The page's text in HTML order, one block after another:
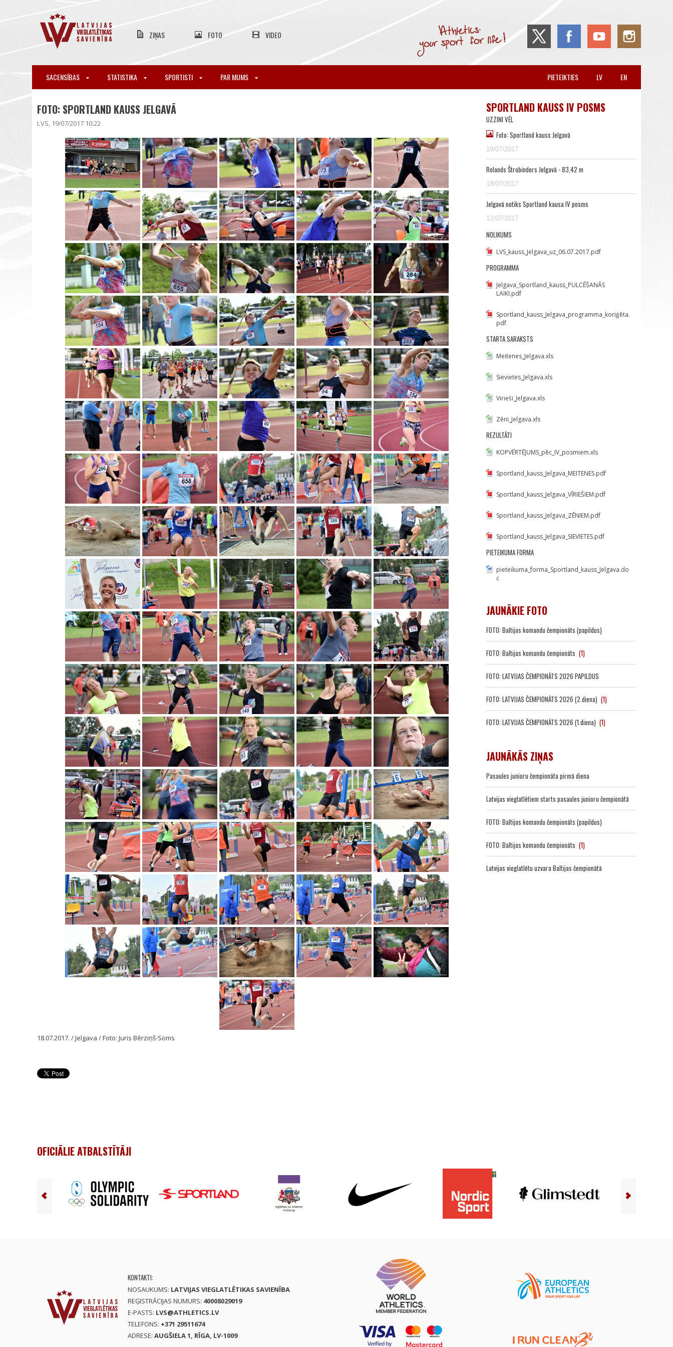
ZIŅAS FOTO VIDEO
SACENSĪBAS STATISTIKA SPORTISTI PAR MUMS EN
LV
PIETEIKTIES
FOTO: SPORTLAND KAUSS JELGAVĀ
LVS, 19/07/2017 10:22
18.07.2017. / Jelgava / Foto: Juris Bērziņš-Soms
SPORTLAND KAUSS IV POSMS
UZZINI VĒL
Foto: Sportland kauss Jelgavā
19/07/2017
Rolands Štrobinders Jelgavā - 83,42 m
18/07/2017
Jelgavā notiks Sportland kausa IV posms
12/07/2017
NOLIKUMS
LVS_kauss_Jelgava_uz_06.07.2017.pdf
PROGRAMMA
Jelgava_Sportland_kauss_PULCĒŠANĀS
LAIKI.pdf
Sportland_kauss_Jelgava_programma_koriģēta.
pdf
STARTA SARAKSTS
Meitenes_Jelgava.xls
Sievietes_Jelgava.xls
Virieši_Jelgava.xls
Zēni_Jelgava.xls
REZULTĀTI
KOPVĒRTĒJUMS_pēc_IV_posmiem.xls
Sportland_kauss_Jelgava_MEITENES.pdf
Sportland_kauss_Jelgava_VĪRIEŠIEM.pdf
Sportland_kauss_Jelgava_ZĒNIEM.pdf
Sportland_kauss_Jelgava_SIEVIETES.pdf
PIETEIKUMA FORMA
pieteikuma_forma_Sportland_kauss_Jelgava.do
c
JAUNĀKIE FOTO
FOTO: Baltijas komandu čempionāts (papildus)
FOTO: Baltijas komandu čempionāts (1)
FOTO: LATVIJAS ČEMPIONĀTS 2026 PAPILDUS
FOTO: LATVIJAS ČEMPIONĀTS 2026 (2.diena) (1)
FOTO: LATVIJAS ČEMPIONĀTS 2026 (1.diena) (1)
JAUNĀKĀS ZIŅAS
Pasaules junioru čempionāta pirmā diena
Latvijas vieglatlētiem starts pasaules junioru čempionātā
FOTO: Baltijas komandu čempionāts (papildus)
FOTO: Baltijas komandu čempionāts (1)
Latvijas vieglatlētu uzvara Baltijas čempionātā
OFICIĀLIE ATBALSTĪTĀJI
KONTAKTI:
NOSAUKUMS: LATVIJAS VIEGLATLĒTIKAS SAVIENĪBA
REĢISTRĀCIJAS NUMURS: 40008029019
E-PASTS: LVS@ATHLETICS.LV
TELEFONS: +371 29511674
ADRESE: AUGŠIELA 1, RĪGA, LV-1009